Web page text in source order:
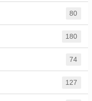
80
180
74
127